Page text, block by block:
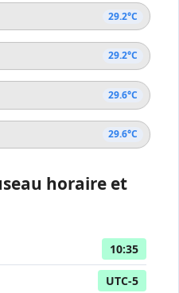
29.2°C
29.2°C
29.6°C
29.6°C
horaire et
10:35
UTC-5